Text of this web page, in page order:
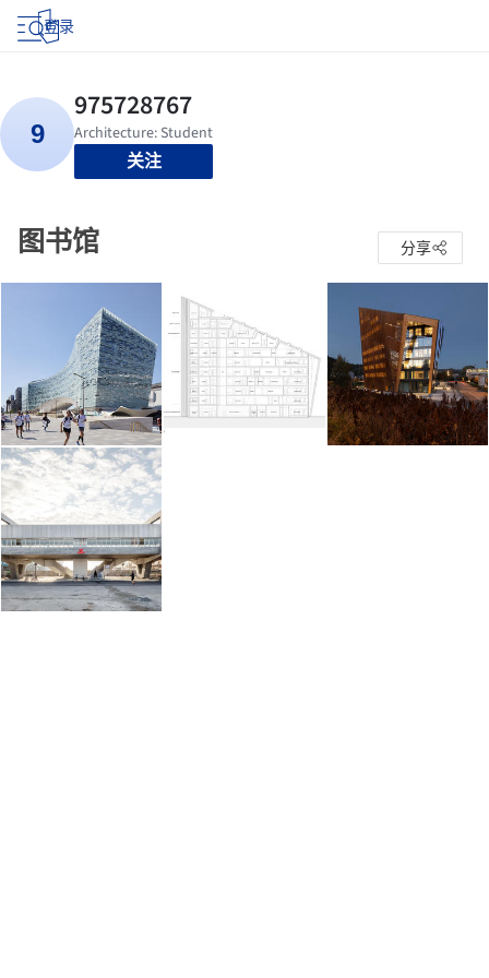
登录
关注
图书馆 分享